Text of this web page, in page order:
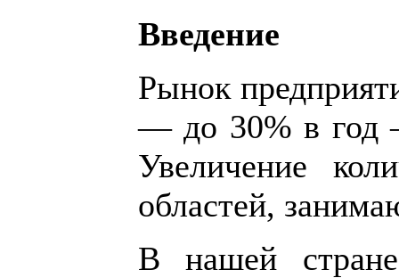
Введение
Рынок
— до 30% в год
Увеличение
областей,
В нашей стране